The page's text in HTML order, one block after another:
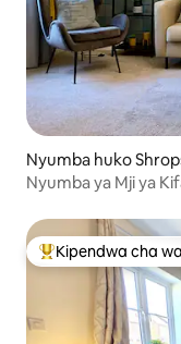
Nyumba huko
Nyumba ya Mji ya
Kipendwa maarufu
Kipendwa cha